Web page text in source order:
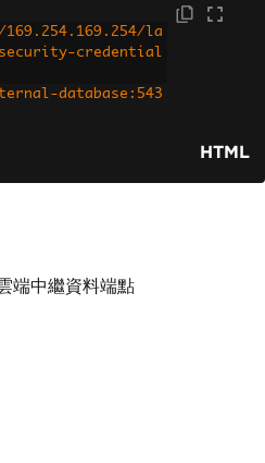
la
credential
database:543
HTML
端中繼資料端點